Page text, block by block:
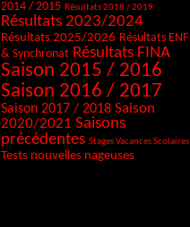
2014 / 2015 Résultats 2018 / 2019
Résultats 2023/2024
Résultats 2025/2026 Résultats ENF
& Synchronat Résultats FINA
Saison 2015 / 2016
Saison 2016 / 2017
Saison 2017 / 2018 Saison
2020/2021 Saisons
précédentes Stages Vacances Scolaires
Tests nouvelles nageuses